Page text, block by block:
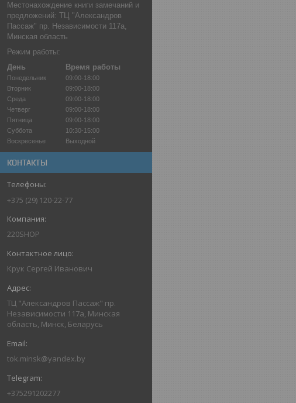
Местонахождение книги замечаний и
предложений: ТЦ "Александров
Пассаж" пр. Независимости 117а,
Минская область
Режим работы:
День
Время работы
Понедельник
09:00-18:00
Вторник
09:00-18:00
Среда
09:00-18:00
Четверг
09:00-18:00
Пятница
09:00-18:00
Суббота
10:30-15:00
Воскресенье
Выходной
КОНТАКТЫ
+375 (29) 120-22-77
220SHOP
Крук Сергей Иванович
ТЦ "Александров Пассаж" пр.
Независимости 117а, Минская
область, Минск, Беларусь
tok.minsk@yandex.by
+375291202277